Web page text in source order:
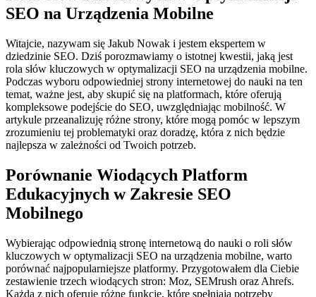
SEO na Urządzenia Mobilne
Witajcie, nazywam się Jakub Nowak i jestem ekspertem w
dziedzinie SEO. Dziś porozmawiamy o istotnej kwestii, jaką jest
rola słów kluczowych w optymalizacji SEO na urządzenia mobilne.
Podczas wyboru odpowiedniej strony internetowej do nauki na ten
temat, ważne jest, aby skupić się na platformach, które oferują
kompleksowe podejście do SEO, uwzględniając mobilność. W
artykule przeanalizuję różne strony, które mogą pomóc w lepszym
zrozumieniu tej problematyki oraz doradzę, która z nich będzie
najlepsza w zależności od Twoich potrzeb.
Porównanie Wiodących Platform
Edukacyjnych w Zakresie SEO
Mobilnego
Wybierając odpowiednią stronę internetową do nauki o roli słów
kluczowych w optymalizacji SEO na urządzenia mobilne, warto
porównać najpopularniejsze platformy. Przygotowałem dla Ciebie
zestawienie trzech wiodących stron: Moz, SEMrush oraz Ahrefs.
Każda z nich oferuje różne funkcje, które spełniają potrzeby